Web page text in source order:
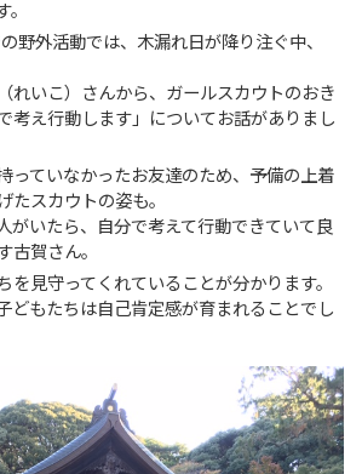
野外活動では、木漏れ日が降り注ぐ中、
れいこ）さんから、ガールスカウトのおき
考え行動します」についてお話がありまし
っていなかったお友達のため、予備の上着
たスカウトの姿も。
がいたら、自分で考えて行動できていて良
古賀さん。
を見守ってくれていることが分かります。
どもたちは自己肯定感が育まれることでし